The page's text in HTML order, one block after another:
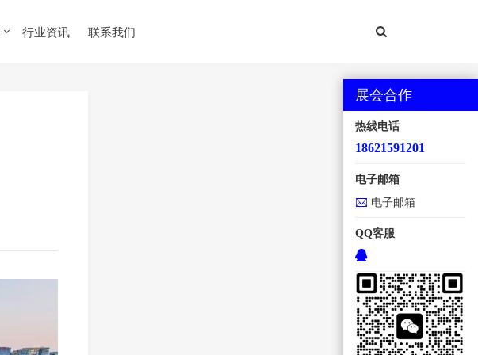
行业资讯 联系我们
展会合作
热线电话
18621591201
电子邮箱
电子邮箱
QQ客服